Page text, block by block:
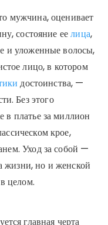
мужчина, оценивает
состояние еелица,
и уложенные волосы,
лицо, в котором
достоинства, —
Без этого
в платье за миллион
крое,
Уход за собой —
жизни, но и женской
целом.
главная черта